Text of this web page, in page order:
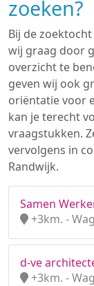
zoeken?
Bij de
wij graag door
overzicht te
geven wij ook
oriëntatie voor
kan je terecht
vraagstukken.
vervolgens in
Randwijk.
Samen
+3km. -
d-ve
+3km. -